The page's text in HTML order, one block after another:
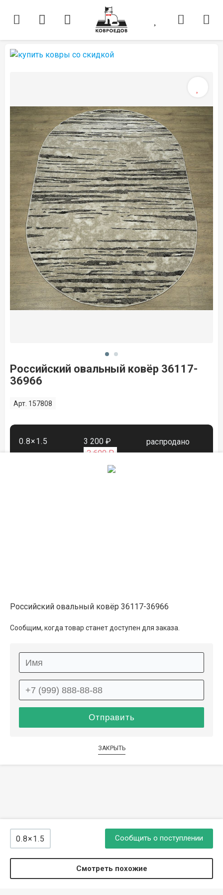
Российский овальный ковёр 36117-
36966
Арт. 157808
0.8×1.5 3 200 ₽
3 600 ₽
распродано
0.8×1.5 Сообщить о поступлении
Смотреть похожие
Российский овальный ковёр 36117-36966
Сообщим, когда товар станет доступен для заказа.
ЗАКРЫТЬ